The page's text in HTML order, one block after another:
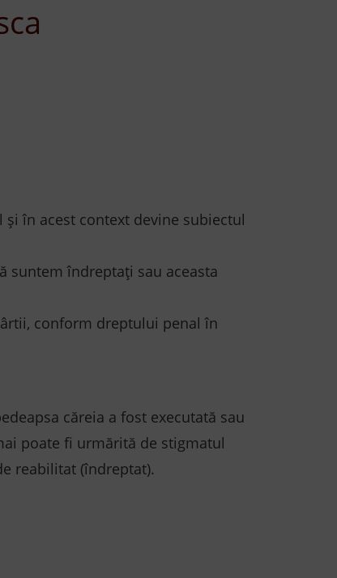
în acest context devine subiectul
suntem îndreptați sau aceasta
conform dreptului penal în
căreia a fost executată sau
poate fi urmărită de stigmatul
reabilitat (îndreptat).